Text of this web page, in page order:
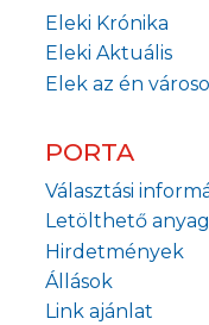
Eleki Krónika
Eleki Aktuális
Elek az én
PORTA
Választási
Letölthető
Hirdetmények
Állások
Link ajánlat